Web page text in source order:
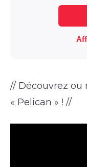
// Découvrez ou
« Pelican » ! //